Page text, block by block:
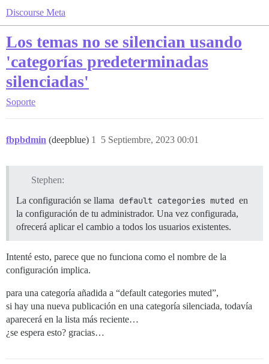
Discourse Meta
Los temas no se silencian usando
'categorías predeterminadas
silenciadas'
Soporte
fbpbdmin (deepblue) 5 Septiembre, 2023 00:01
1
Stephen:
La configuración se llama default categories muted en
la configuración de tu administrador. Una vez configurada,
ofrecerá aplicar el cambio a todos los usuarios existentes.
Intenté esto, parece que no funciona como el nombre de la
configuración implica.
para una categoría añadida a “default categories muted”,
si hay una nueva publicación en una categoría silenciada, todavía
aparecerá en la lista más reciente…
¿se espera esto? gracias…